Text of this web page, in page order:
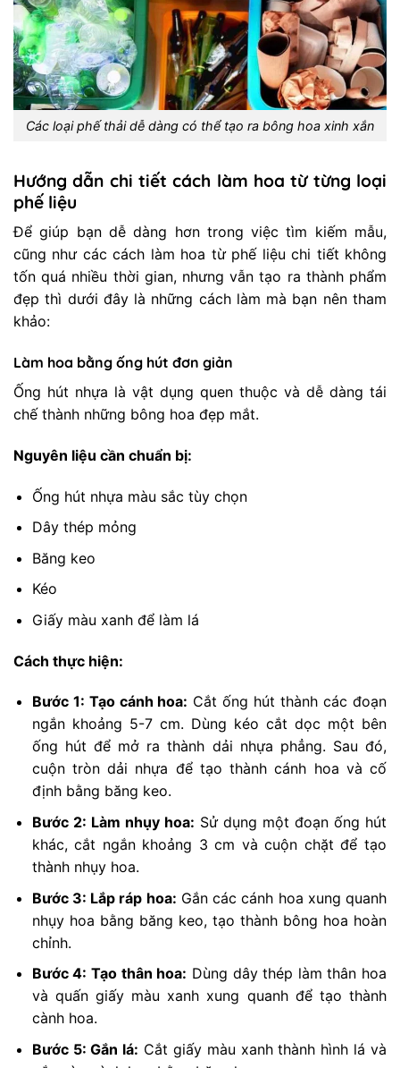
Các loại phế thải dễ dàng có thể tạo ra bông hoa xinh xắn
Hướng dẫn chi tiết cách làm hoa từ từng loại
phế liệu
Để giúp bạn dễ dàng hơn trong việc tìm kiếm mẫu,
cũng như các cách làm hoa từ phế liệu chi tiết không
tốn quá nhiều thời gian, nhưng vẫn tạo ra thành phẩm
đẹp thì dưới đây là những cách làm mà bạn nên tham
khảo:
Làm hoa bằng ống hút đơn giản
Ống hút nhựa là vật dụng quen thuộc và dễ dàng tái
chế thành những bông hoa đẹp mắt.
Nguyên liệu cần chuẩn bị:
Ống hút nhựa màu sắc tùy chọn
Dây thép mỏng
Băng keo
Kéo
Giấy màu xanh để làm lá
Cách thực hiện:
Bước 1: Tạo cánh hoa: Cắt ống hút thành các đoạn
ngắn khoảng 5-7 cm. Dùng kéo cắt dọc một bên
ống hút để mở ra thành dải nhựa phẳng. Sau đó,
cuộn tròn dải nhựa để tạo thành cánh hoa và cố
định bằng băng keo.
Bước 2: Làm nhụy hoa: Sử dụng một đoạn ống hút
khác, cắt ngắn khoảng 3 cm và cuộn chặt để tạo
thành nhụy hoa.
Bước 3: Lắp ráp hoa: Gắn các cánh hoa xung quanh
nhụy hoa bằng băng keo, tạo thành bông hoa hoàn
chỉnh.
Bước 4: Tạo thân hoa: Dùng dây thép làm thân hoa
và quấn giấy màu xanh xung quanh để tạo thành
cành hoa.
Bước 5: Gắn lá: Cắt giấy màu xanh thành hình lá và